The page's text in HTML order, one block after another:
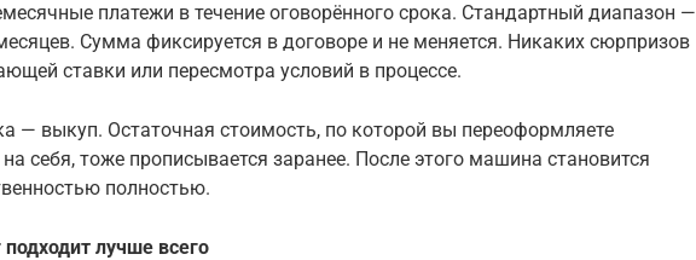
платежи в течение оговорённого срока. Стандартный диапазон —
Сумма фиксируется в договоре и не меняется. Никаких сюрпризов
ставки или пересмотра условий в процессе.
— выкуп. Остаточная стоимость, по которой вы переоформляете
себя, тоже прописывается заранее. После этого машина становится
полностью.
лучше всего